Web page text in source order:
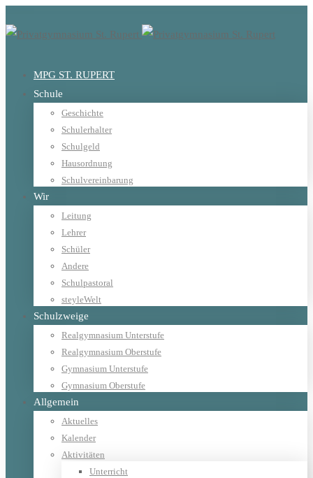
MPG ST. RUPERT
Schule
Geschichte
Schulerhalter
Schulgeld
Hausordnung
Schulvereinbarung
Wir
Leitung
Lehrer
Schüler
Andere
Schulpastoral
steyleWelt
Schulzweige
Realgymnasium Unterstufe
Realgymnasium Oberstufe
Gymnasium Unterstufe
Gymnasium Oberstufe
Allgemein
Aktuelles
Kalender
Aktivitäten
Unterricht